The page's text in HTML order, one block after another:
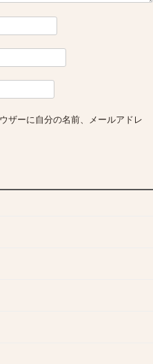
ザーに自分の名前、メールアドレ